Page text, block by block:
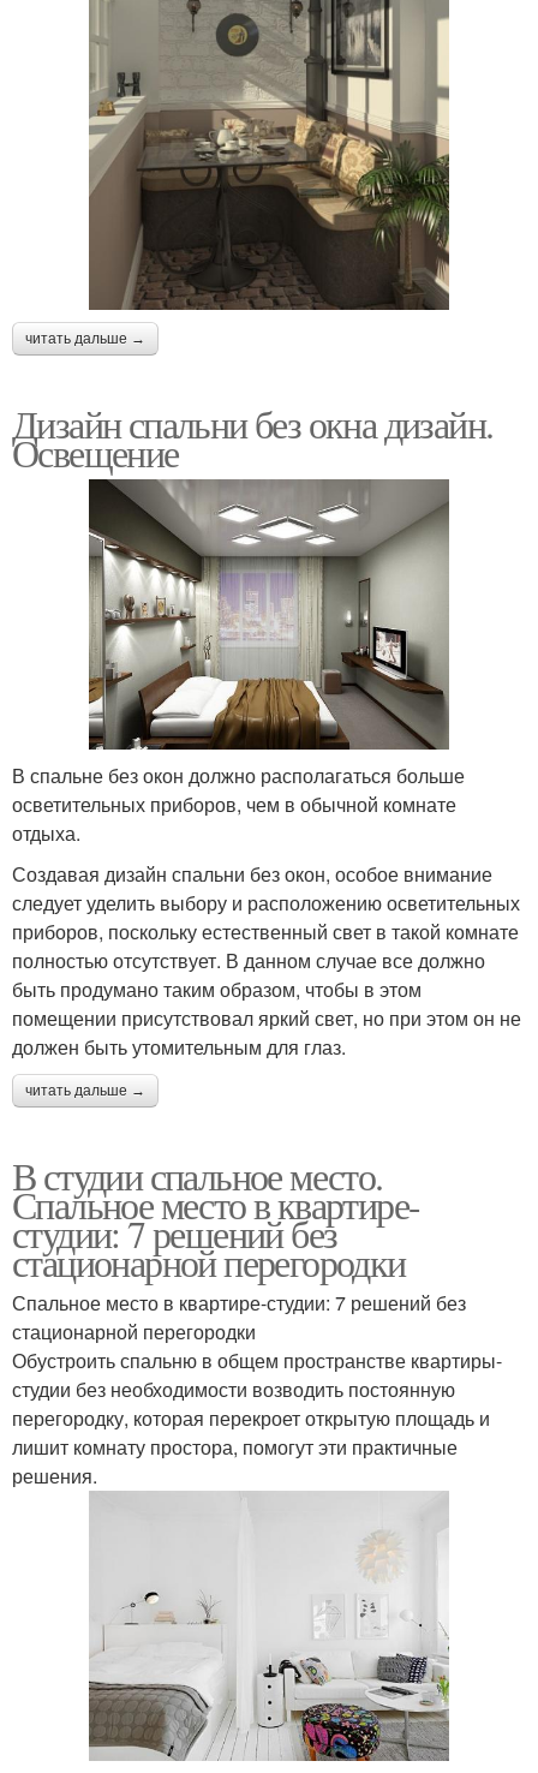
читать дальше →
Дизайн спальни без окна дизайн.
Освещение
В спальне без окон должно располагаться больше
осветительных приборов, чем в обычной комнате
отдыха.
Создавая дизайн спальни без окон, особое внимание
следует уделить выбору и расположению осветительных
приборов, поскольку естественный свет в такой комнате
полностью отсутствует. В данном случае все должно
быть продумано таким образом, чтобы в этом
помещении присутствовал яркий свет, но при этом он не
должен быть утомительным для глаз.
читать дальше →
В студии спальное место.
Спальное место в квартире-
студии: 7 решений без
стационарной перегородки
Спальное место в квартире-студии: 7 решений без
стационарной перегородки
Обустроить спальню в общем пространстве квартиры-
студии без необходимости возводить постоянную
перегородку, которая перекроет открытую площадь и
лишит комнату простора, помогут эти практичные
решения.